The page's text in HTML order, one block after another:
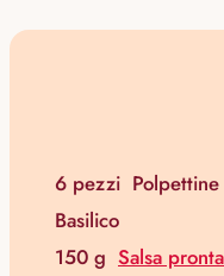
6 pezzi
Basilico
150 g Salsa